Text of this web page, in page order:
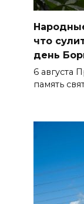
что
день
6 августа
память